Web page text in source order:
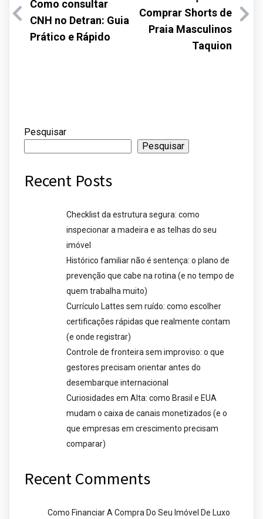
Como consultar
CNH no Detran: Guia
Prático e Rápido
Comprar Shorts de
Praia Masculinos
Taquion
Pesquisar
Pesquisar
Recent Posts
Checklist da estrutura segura: como
inspecionar a madeira e as telhas do seu
imóvel
Histórico familiar não é sentença: o plano de
prevenção que cabe na rotina (e no tempo de
quem trabalha muito)
Currículo Lattes sem ruído: como escolher
certificações rápidas que realmente contam
(e onde registrar)
Controle de fronteira sem improviso: o que
gestores precisam orientar antes do
desembarque internacional
Curiosidades em Alta: como Brasil e EUA
mudam o caixa de canais monetizados (e o
que empresas em crescimento precisam
comparar)
Recent Comments
Como Financiar A Compra Do Seu Imóvel De Luxo